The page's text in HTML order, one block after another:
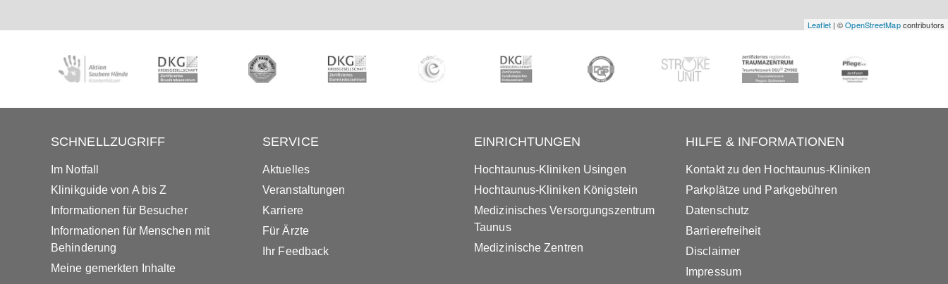
Leaflet| ©OpenStreetMapcontributors
SCHNELLZUGRIFF
Im Notfall
Klinikguide von A bis Z
Informationen für Besucher
Informationen für Menschen mit
Behinderung
Meine gemerkten Inhalte
SERVICE
Aktuelles
Veranstaltungen
Karriere
Für Ärzte
Ihr Feedback
EINRICHTUNGEN
Hochtaunus-Kliniken Usingen
Hochtaunus-Kliniken Königstein
Medizinisches Versorgungszentrum
Taunus
Medizinische Zentren
HILFE & INFORMATIONEN
Kontakt zu den Hochtaunus-Kliniken
Parkplätze und Parkgebühren
Datenschutz
Barrierefreiheit
Disclaimer
Impressum